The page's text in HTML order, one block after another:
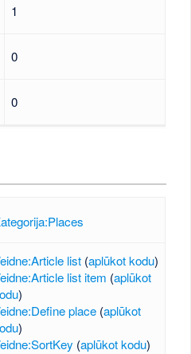
1
0
0
list (aplūkot kodu)
list item (aplūkot
)
place (aplūkot
)
(aplūkot kodu)